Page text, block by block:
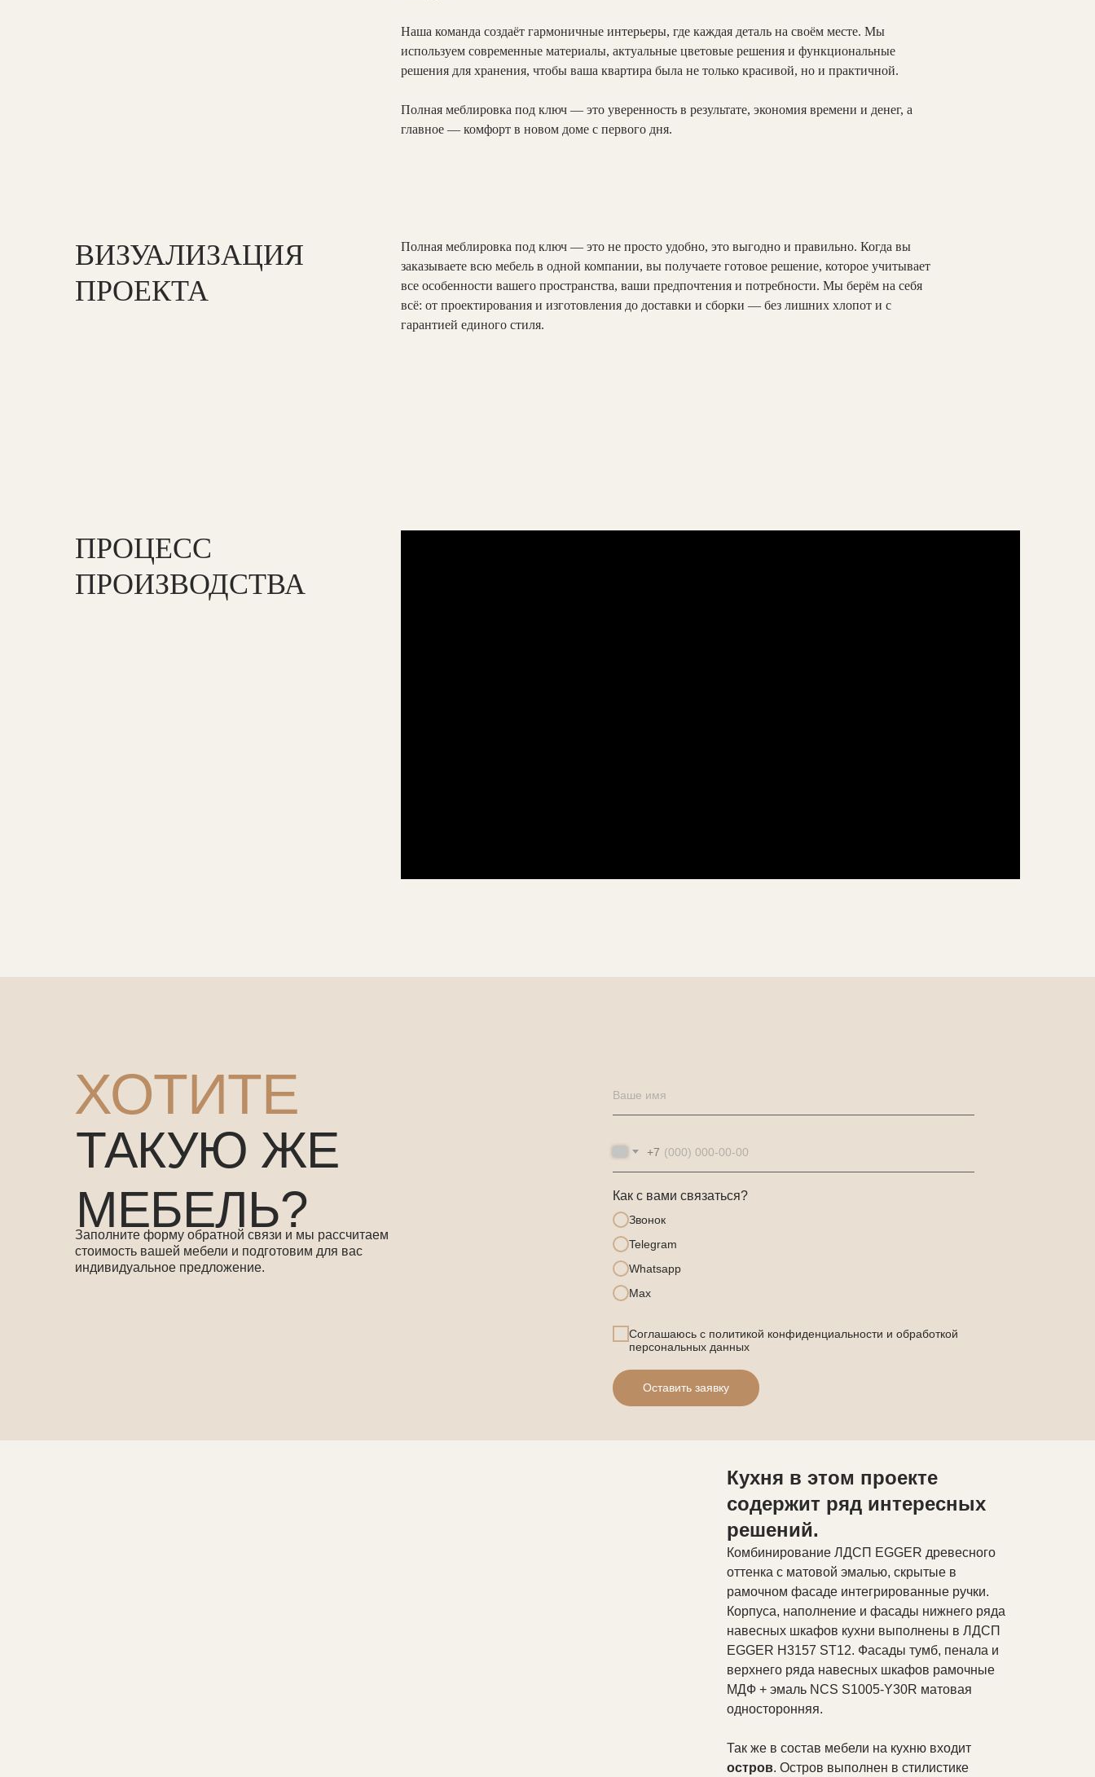
Наша команда создаёт гармоничные интерьеры, где каждая деталь на своём месте. Мы
используем современные материалы, актуальные цветовые решения и функциональные
решения для хранения, чтобы ваша квартира была не только красивой, но и практичной.
Полная меблировка под ключ — это уверенность в результате, экономия времени и денег, а
главное — комфорт в новом доме с первого дня.
ВИЗУАЛИЗАЦИЯ
ПРОЕКТА
Полная меблировка под ключ — это не просто удобно, это выгодно и правильно. Когда вы
заказываете всю мебель в одной компании, вы получаете готовое решение, которое учитывает
все особенности вашего пространства, ваши предпочтения и потребности. Мы берём на себя
всё: от проектирования и изготовления до доставки и сборки — без лишних хлопот и с
гарантией единого стиля.
ПРОЦЕСС
ПРОИЗВОДСТВА
ТАКУЮ ЖЕ
МЕБЕЛЬ?
ХОТИТЕ
Заполните форму обратной связи и мы рассчитаем
стоимость вашей мебели и подготовим для вас
индивидуальное предложение.
Ваше имя
+7
Как с вами связаться?
Звонок
Telegram
Whatsapp
Max
Соглашаюсь с политикой конфиденциальности и обработкой
персональных данных
Оставить заявку
Кухня в этом проекте
содержит ряд интересных
решений.
Комбинирование ЛДСП EGGER древесного
оттенка с матовой эмалью, скрытые в
рамочном фасаде интегрированные ручки.
Корпуса, наполнение и фасады нижнего ряда
навесных шкафов кухни выполнены в ЛДСП
EGGER H3157 ST12. Фасады тумб, пенала и
верхнего ряда навесных шкафов рамочные
МДФ + эмаль NCS S1005-Y30R матовая
односторонняя.
Так же в состав мебели на кухню входит
остров. Остров выполнен в стилистике